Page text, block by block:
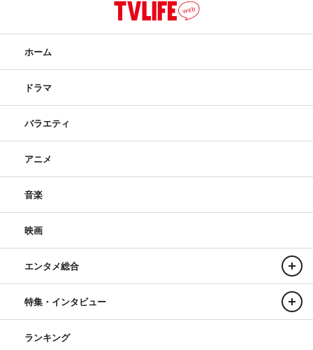
山田：僕らとしてもなるべく早く続きをやりたいという気
齢になってしまっているから（笑）。
山田：5話の平山五郎（高橋光臣）との戦いで、漫画原作
意識のなかで繰り出すのですが、あのシーンは自分のなか
お話した鴨との対峙シーンで振り切ったときのお芝居とも
通じていて。そう思うと、鴨はどれだけ自分の感情とか本
能に純粋に生きていたんだろう、と思うんですよね。同時
に、これだけ全力で戦ってくれることに対して喜び、まし
てや感動すら覚えるような人間なんて、今までどれだけ孤
独だったのだろう、みたいにキャラクターを掘り下げて観
てもらえたらと思います。
ホーム
ドラマ
バラエティ
アニメ
音楽
映画
エンタメ総合
特集・インタビュー
ランキング